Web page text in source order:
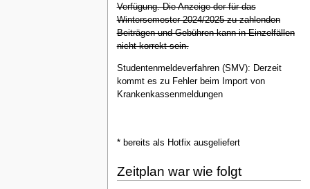
Verfügung. Die Anzeige der für das
Wintersemester 2024/2025 zu zahlenden
Beiträgen und Gebühren kann in Einzelfällen
nicht korrekt sein.
Studentenmeldeverfahren (SMV): Derzeit
kommt es zu Fehler beim Import von
Krankenkassenmeldungen
* bereits als Hotfix ausgeliefert
Zeitplan war wie folgt